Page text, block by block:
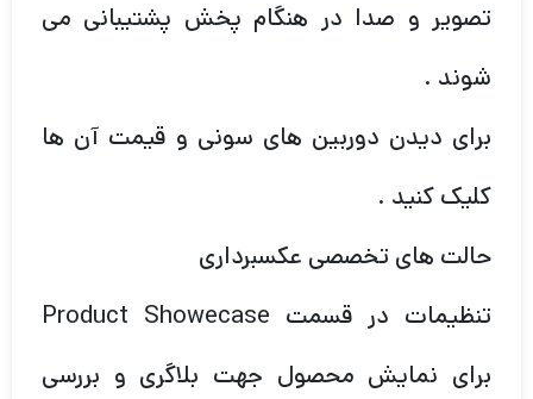
تصویر و صدا در هنگام پخش پشتیبانی می
شوند .
برای دیدن دوربین های سونی و قیمت آن ها
کلیک کنید .
حالت های تخصصی عکسبرداری
تنظیمات در قسمت Product Showecase
برای نمایش محصول جهت بلاگری و بررسی